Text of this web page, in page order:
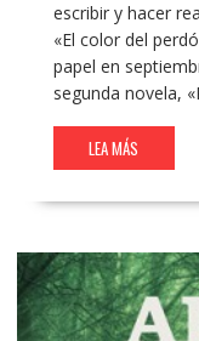
escribir y hacer
«El color del
papel en
segunda novela,
LEA MÁS